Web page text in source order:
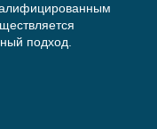
подход.